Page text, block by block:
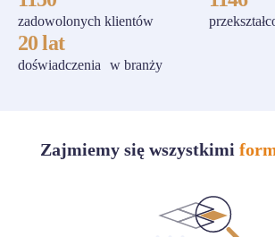
zadowolonych klientów
20 lat
doświadczenia w branży
Zajmiemy się wszystkimi